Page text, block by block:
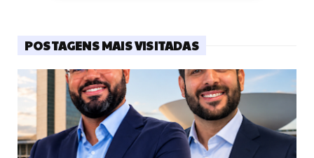
POSTAGENS MAIS VISITADAS